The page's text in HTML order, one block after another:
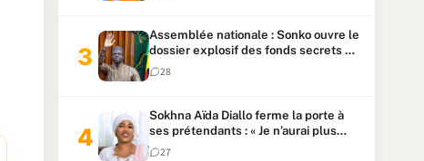
Assemblée nationale : Sonko ouvre le
dossier explosif des fonds secrets et
du patrimoine présidentiel
28
Sokhna Aïda Diallo ferme la porte à
ses prétendants : « Je n’aurai plus
jamais un autre mari »
27